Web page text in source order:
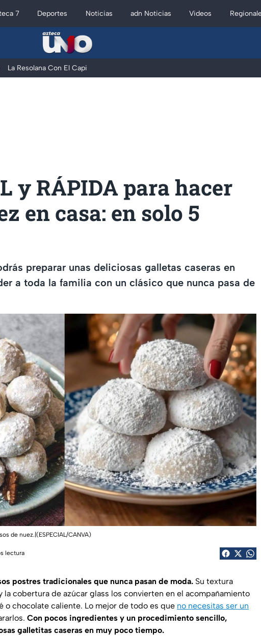
7 Deportes Noticias adn Noticias Videos
La Resolana Con El Capi
y RÁPIDA para hacer
en casa: en solo 5
preparar unas deliciosas galletas caseras en
a toda la familia con un clásico que nunca pasa de
de nuez.|(ESPECIAL/CANVA)
lectura
postres tradicionales que nunca pasan de moda. Su textura
la cobertura de azúcar glass los convierten en el acompañamiento
o chocolate caliente. Lo mejor de todo es que no necesitas ser un
Con pocos ingredientes y un procedimiento sencillo,
galletitas caseras en muy poco tiempo.